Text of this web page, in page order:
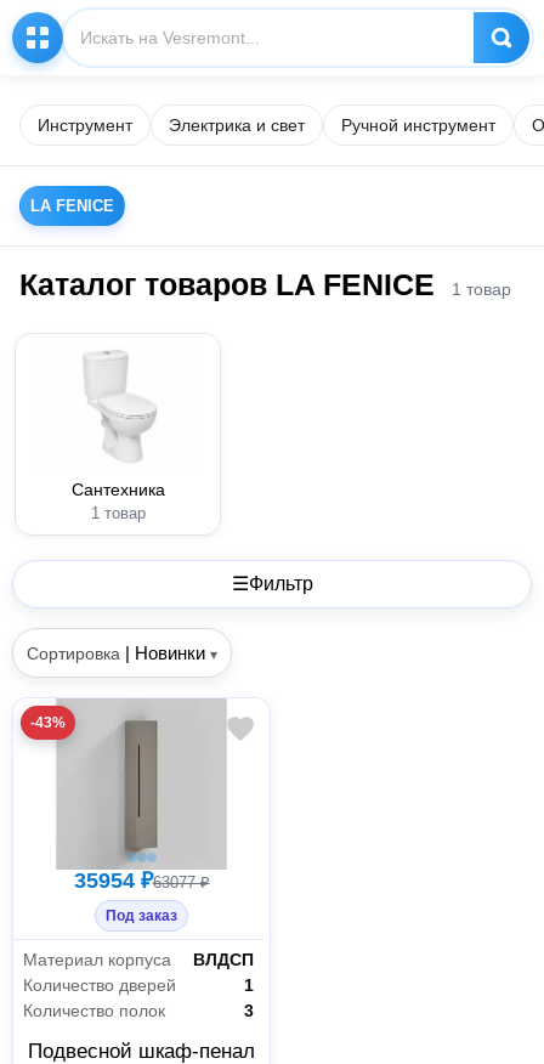
Инструмент Электрика и свет Ручной инструмент
LA FENICE
Каталог товаров LA FENICE 1 товар
Сантехника
1 товар
☰Фильтр
Сортировка | Новинки ▾
-43%
35954 ₽63077 ₽
Под заказ
Материал корпуса
ВЛДСП
Количество дверей
1
Количество полок
3
Подвесной шкаф-пенал